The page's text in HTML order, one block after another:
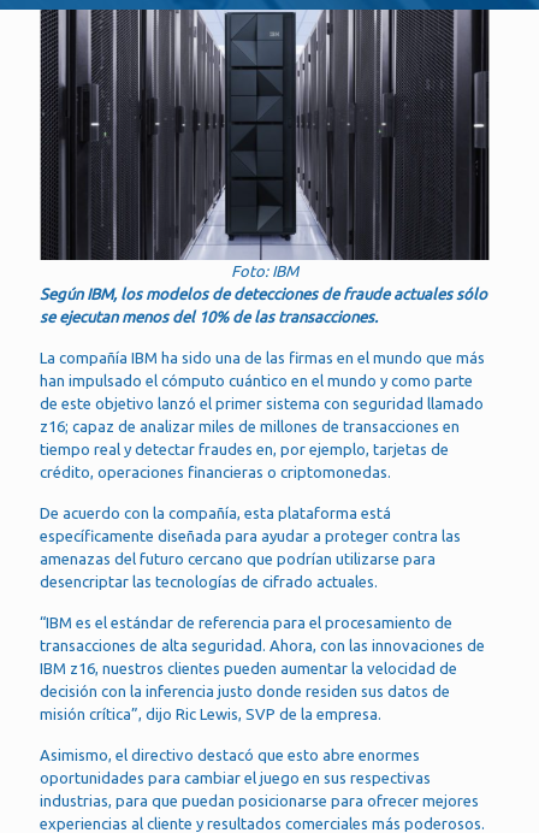
Foto: IBM
Según IBM, los modelos de detecciones de fraude actuales sólo
se ejecutan menos del 10% de las transacciones.
La compañía IBM ha sido una de las firmas en el mundo que más
han impulsado el cómputo cuántico en el mundo y como parte
de este objetivo lanzó el primer sistema con seguridad llamado
z16; capaz de analizar miles de millones de transacciones en
tiempo real y detectar fraudes en, por ejemplo, tarjetas de
crédito, operaciones financieras o criptomonedas.
De acuerdo con la compañía, esta plataforma está
específicamente diseñada para ayudar a proteger contra las
amenazas del futuro cercano que podrían utilizarse para
desencriptar las tecnologías de cifrado actuales.
“IBM es el estándar de referencia para el procesamiento de
transacciones de alta seguridad. Ahora, con las innovaciones de
IBM z16, nuestros clientes pueden aumentar la velocidad de
decisión con la inferencia justo donde residen sus datos de
misión crítica”, dijo Ric Lewis, SVP de la empresa.
Asimismo, el directivo destacó que esto abre enormes
oportunidades para cambiar el juego en sus respectivas
industrias, para que puedan posicionarse para ofrecer mejores
experiencias al cliente y resultados comerciales más poderosos.